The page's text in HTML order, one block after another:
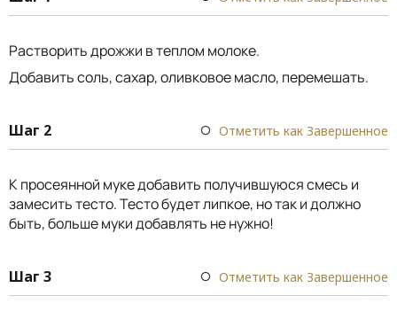
Растворить дрожжи в теплом молоке.
Добавить соль, сахар, оливковое масло, перемешать.
Шаг 2 Отметить как Завершенное
К просеянной муке добавить получившуюся смесь и
замесить тесто. Тесто будет липкое, но так и должно
быть, больше муки добавлять не нужно!
Шаг 3 Отметить как Завершенное